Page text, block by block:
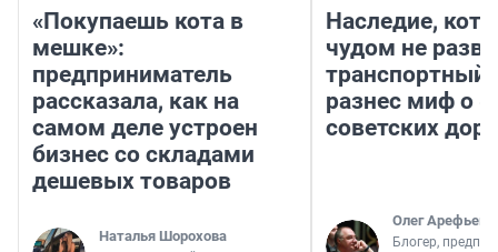
«Покупаешь кота в
мешке»:
предприниматель
рассказала, как на
самом деле устроен
бизнес со складами
дешевых товаров
Наталья Шорохова
Наследие,
чудом не
транспортный
разнес миф о
советских
Олег Арефьев
Блогер,